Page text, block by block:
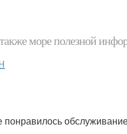
также море полезной